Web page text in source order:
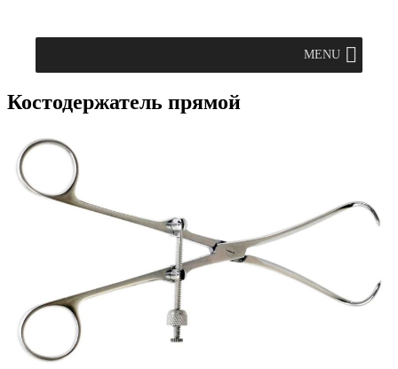
MENU
Костодержатель прямой